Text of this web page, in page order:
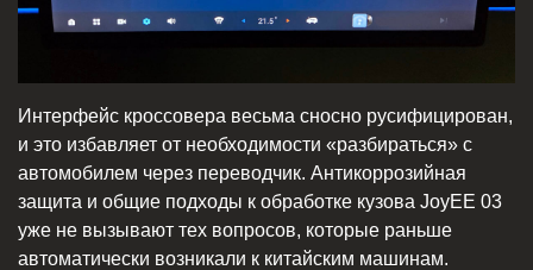
Интерфейс кроссовера весьма сносно русифицирован,
и это избавляет от необходимости «разбираться» с
автомобилем через переводчик. Антикоррозийная
защита и общие подходы к обработке кузова JoyEE 03
уже не вызывают тех вопросов, которые раньше
автоматически возникали к китайским машинам.